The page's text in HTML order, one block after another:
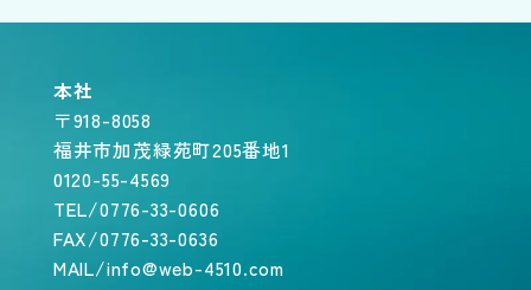
本社
〒918-8058
福井市加茂緑苑町205番地1
0120-55-4569
TEL/0776-33-0606
FAX/0776-33-0636
MAIL/info@web-4510.com